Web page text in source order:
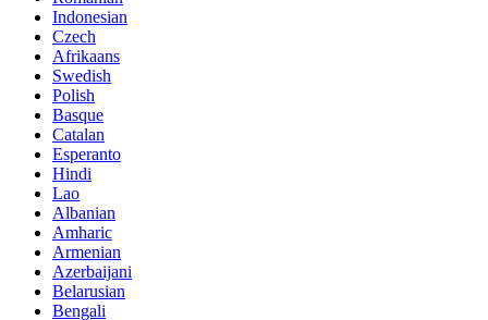
Indonesian
Czech
Afrikaans
Swedish
Polish
Basque
Catalan
Esperanto
Hindi
Lao
Albanian
Amharic
Armenian
Azerbaijani
Belarusian
Bengali